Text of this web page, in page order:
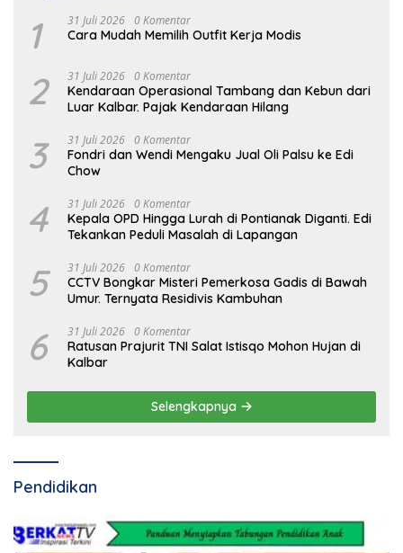
1 31 Juli 2026 0 Komentar
Cara Mudah Memilih Outfit Kerja Modis
2 31 Juli 2026 0 Komentar
Kendaraan Operasional Tambang dan Kebun dari
Luar Kalbar. Pajak Kendaraan Hilang
3 31 Juli 2026 0 Komentar
Fondri dan Wendi Mengaku Jual Oli Palsu ke Edi
Chow
4 31 Juli 2026 0 Komentar
Kepala OPD Hingga Lurah di Pontianak Diganti. Edi
Tekankan Peduli Masalah di Lapangan
5 31 Juli 2026 0 Komentar
CCTV Bongkar Misteri Pemerkosa Gadis di Bawah
Umur. Ternyata Residivis Kambuhan
6 31 Juli 2026 0 Komentar
Ratusan Prajurit TNI Salat Istisqo Mohon Hujan di
Kalbar
Selengkapnya
Pendidikan